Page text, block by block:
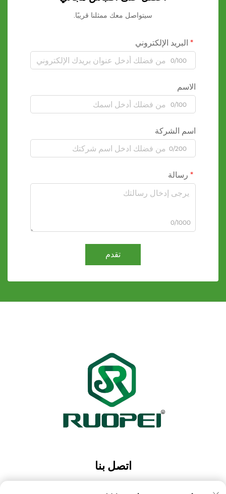
سيتواصل معك ممثلنا قريبًا.
البريد الإلكتروني
0/100
الاسم
0/100
اسم الشركة
0/200
رسالة
0/1000
تقدم
اتصل بنا